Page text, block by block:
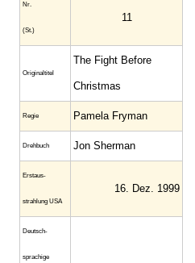
Nr.
(St.)
11
Original­titel
The Fight Before
Christmas
Regie Pamela Fryman
Drehbuch Jon Sherman
Erstaus­
strahlung USA
16. Dez. 1999
Deutsch­
sprachige